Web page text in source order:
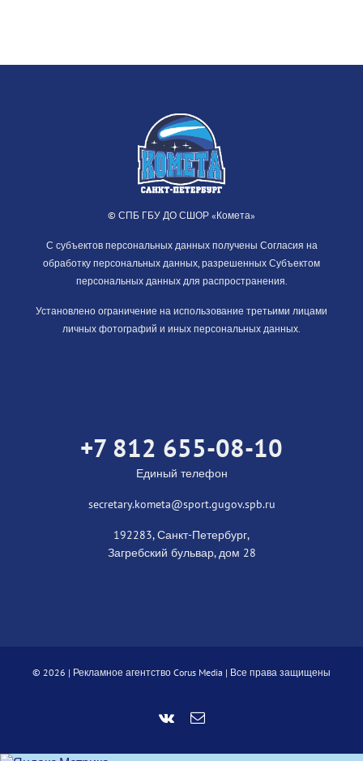
© СПБ ГБУ ДО СШОР «Комета»
С субъектов персональных данных получены Согласия на
обработку персональных данных, разрешенных Субъектом
персональных данных для распространения.
Установлено ограничение на использование третьими лицами
личных фотографий и иных персональных данных.
+7 812 655-08-10
Единый телефон
secretary.kometa@sport.gugov.spb.ru
192283, Санкт-Петербург,
Загребский бульвар, дом 28
© 2026 | Рекламное агентство Corus Media | Все права защищены
Vk Email